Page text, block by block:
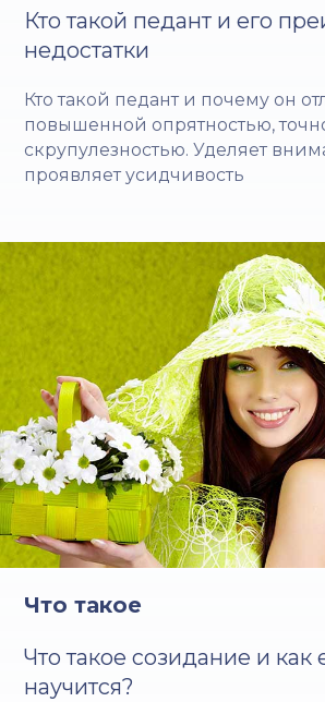
Кто такой педант и его
недостатки
Кто такой педант и почему он
повышенной опрятностью,
скрупулезностью. Уделяет
проявляет усидчивость
Что такое
Что такое созидание и как
научится?